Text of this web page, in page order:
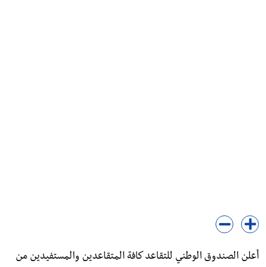
أعلن الصندوق الوطني للتقاعد كافة المتقاعدين والمستفيدين من